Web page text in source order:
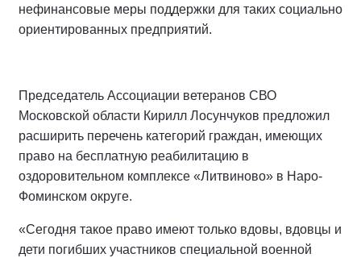
нефинансовые меры поддержки для таких социально
ориентированных предприятий.
Председатель Ассоциации ветеранов СВО
Московской области Кирилл Лосунчуков предложил
расширить перечень категорий граждан, имеющих
право на бесплатную реабилитацию в
оздоровительном комплексе «Литвиново» в Наро-
Фоминском округе.
«Сегодня такое право имеют только вдовы, вдовцы и
дети погибших участников специальной военной